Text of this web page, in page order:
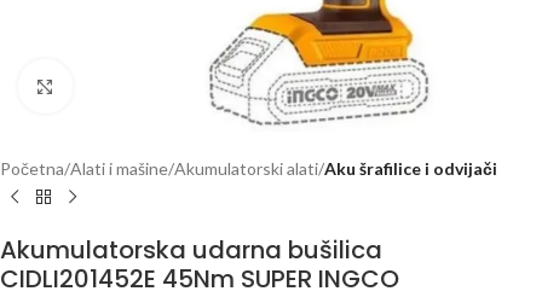
Kliknite za uvećanje
Početna Alati i mašine Akumulatorski alati Aku šrafilice i odvijači
Akumulatorska udarna bušilica
CIDLI201452E 45Nm SUPER INGCO